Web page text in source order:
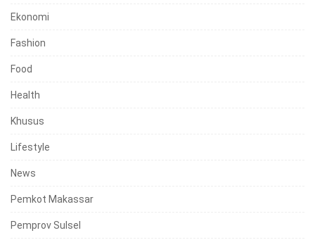
Ekonomi
Fashion
Food
Health
Khusus
Lifestyle
News
Pemkot Makassar
Pemprov Sulsel